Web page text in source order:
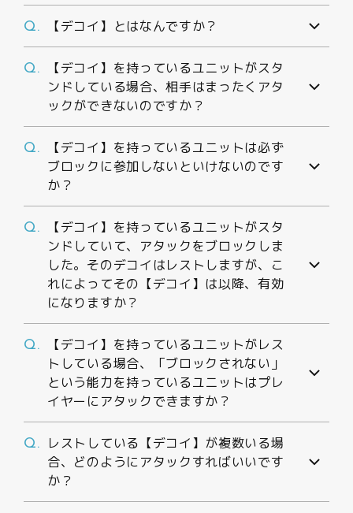
Q. 【デコイ】とはなんですか？
Q.
【デコイ】を持っているユニットがスタ
ンドしている場合、相手はまったくアタ
ックができないのですか？
Q.
【デコイ】を持っているユニットは必ず
ブロックに参加しないといけないのです
か？
Q.
【デコイ】を持っているユニットがスタ
ンドしていて、アタックをブロックしま
した。そのデコイはレストしますが、こ
れによってその【デコイ】は以降、有効
になりますか？
Q.
【デコイ】を持っているユニットがレス
トしている場合、「ブロックされない」
という能力を持っているユニットはプレ
イヤーにアタックできますか？
Q.
レストしている【デコイ】が複数いる場
合、どのようにアタックすればいいです
か？